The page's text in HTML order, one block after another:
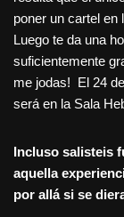
poner un cartel en
Luego te da una
suficientemente
me jodas! El 24
será en la Sala
Incluso salisteis
aquella
por allá si se